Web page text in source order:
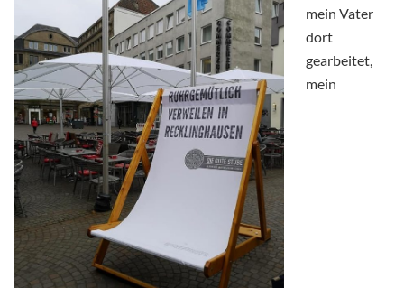
mein Vater
dort
gearbeitet,
mein